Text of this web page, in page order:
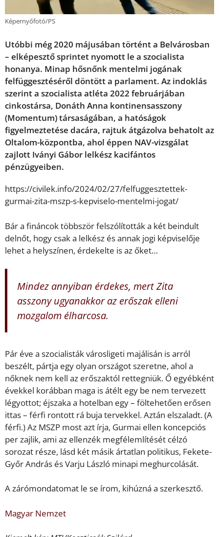
Képernyőfotó/PS
Utóbbi még 2020 májusában történt a Belvárosban
– elképesztő sprintet nyomott le a szocialista
honanya. Minap hősnőnk mentelmi jogának
felfüggesztéséről döntött a parlament. Az indoklás
szerint a szocialista atléta 2022 februárjában
cinkostársa, Donáth Anna kontinensasszony
(Momentum) társaságában, a hatóságok
figyelmeztetése dacára, rajtuk átgázolva behatolt az
Oltalom-központba, ahol éppen NAV-vizsgálat
zajlott Iványi Gábor lelkész kacifántos
pénzügyeiben.
https://civilek.info/2024/02/27/felfuggesztettek-
gurmai-zita-mszp-s-kepviselo-mentelmi-jogat/
Bár a fináncok többször felszólították a két beindult
delnőt, hogy csak a lelkész és annak jogi képviselője
lehet a helyszínen, érdekelte is az őket…
Mindez annyiban érdekes, mert Zita
asszony ugyanakkor az erőszak elleni
mozgalom élharcosa.
Pár éve a szocialisták városligeti majálisán is arról
beszélt, pártja egy olyan országot szeretne, ahol a
nőknek nem kell az erőszaktól rettegniük. Ő egyébként
évekkel korábban maga is átélt egy be nem tervezett
légyottot; éjszaka a hotelban egy – föltehetően erősen
ittas – férfi rontott rá buja tervekkel. Aztán elszaladt. (A
férfi.) Az MSZP most azt írja, Gurmai ellen koncepciós
per zajlik, ami az ellenzék megfélemlítését célzó
sorozat része, lásd két másik ártatlan politikus, Fekete-
Győr András és Varju László minapi meghurcolását.
A zárómondatomat le se írom, kihúzná a szerkesztő.
Magyar Nemzet